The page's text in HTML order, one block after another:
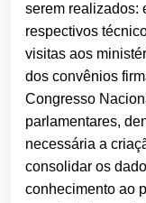
serem realizados:
respectivos
visitas aos
dos convênios
Congresso
parlamentares,
necessária a
consolidar os
conhecimento ao